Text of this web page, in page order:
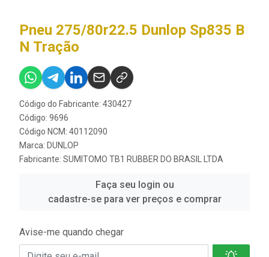
Pneu 275/80r22.5 Dunlop Sp835 B
N Tração
Código do Fabricante: 430427
Código: 9696
Código NCM: 40112090
Marca: DUNLOP
Fabricante: SUMITOMO TB1 RUBBER DO BRASIL LTDA
Faça seu login ou
cadastre-se para ver preços e comprar
Avise-me quando chegar